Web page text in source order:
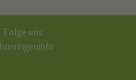
Folge uns